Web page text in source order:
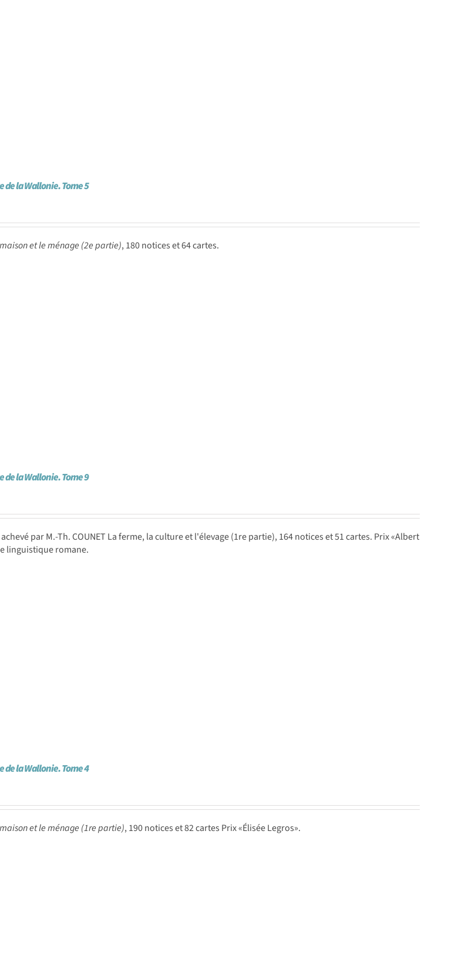
de la Wallonie. Tome 5
et le ménage (2e partie), 180 notices et 64 cartes.
de la Wallonie. Tome 9
achevé par M.-Th. COUNET La ferme, la culture et l'élevage (1re partie), 164 notices et 51 cartes. Prix «Albert
linguistique romane.
de la Wallonie. Tome 4
et le ménage (1re partie), 190 notices et 82 cartes Prix «Élisée Legros».